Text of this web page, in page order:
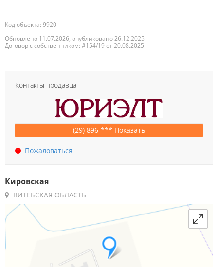
Код объекта: 9920
Обновлено 11.07.2026, опубликовано 26.12.2025
Договор с собственником: #154/19 от 20.08.2025
Контакты продавца
(29) 896-*** Показать
Пожаловаться
Кировская
ВИТЕБСКАЯ ОБЛАСТЬ